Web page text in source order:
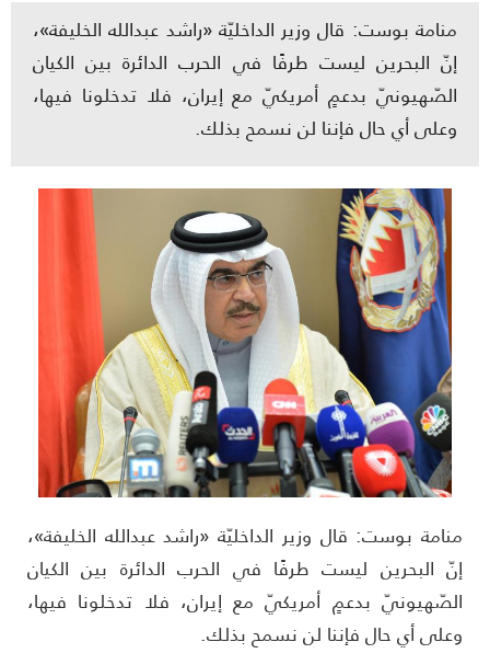
منامة بوست: قال وزير الداخليّة «راشد عبدالله الخليفة»،
إنّ البحرين ليست طرفًا في الحرب الدائرة بين الكيان
الصّهيونيّ بدعمٍ أمريكيّ مع إيران، فلا تدخلونا فيها،
وعلى أي حال فإننا لن نسمح بذلك.
بوست: قال وزير الداخليّة «راشد عبدالله الخليفة»،
البحرين ليست طرفًا في الحرب الدائرة بين الكيان
بدعمٍ أمريكيّ مع إيران، فلا تدخلونا فيها،
أي حال فإننا لن نسمح بذلك.